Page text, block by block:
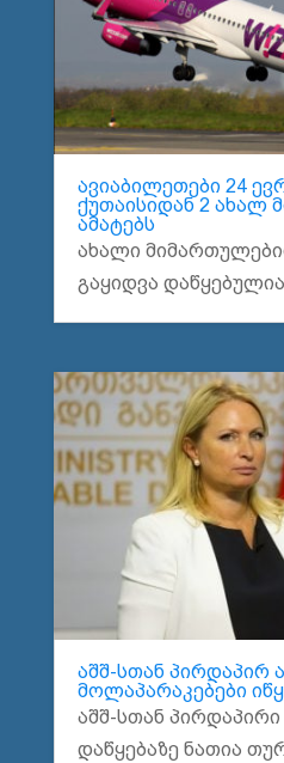
ავიაბილეთები 24
ქუთაისიდან 2 ახალ
ამატებს
ახალი
გაყიდვა დაწყებულია
აშშ-სთან პირდაპირ
მოლაპარაკებები
აშშ-სთან
დაწყებაზე ნათია